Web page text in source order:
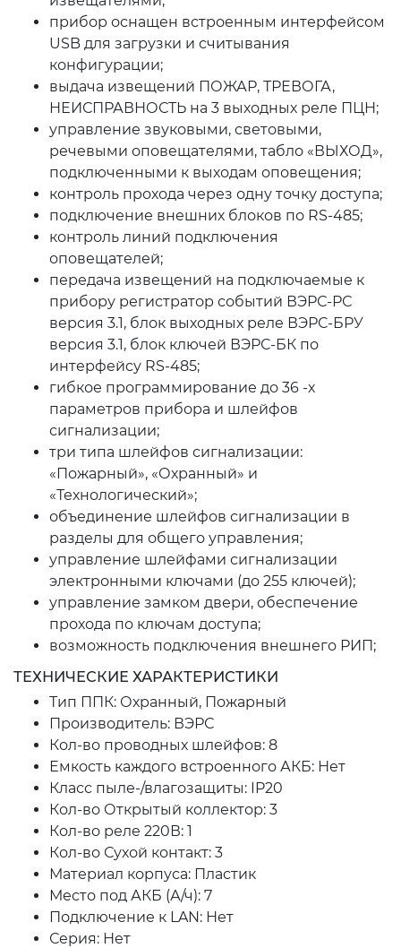
прибор оснащен встроенным интерфейсом
USB для загрузки и считывания
конфигурации;
выдача извещений ПОЖАР, ТРЕВОГА,
НЕИСПРАВНОСТЬ на 3 выходных реле ПЦН;
управление звуковыми, световыми,
речевыми оповещателями, табло «ВЫХОД»,
подключенными к выходам оповещения;
контроль прохода через одну точку доступа;
подключение внешних блоков по RS-485;
контроль линий подключения
оповещателей;
передача извещений на подключаемые к
прибору регистратор событий ВЭРС-РС
версия 3.1, блок выходных реле ВЭРС-БРУ
версия 3.1, блок ключей ВЭРС-БК по
интерфейсу RS-485;
гибкое программирование до 36 -х
параметров прибора и шлейфов
сигнализации;
три типа шлейфов сигнализации:
«Пожарный», «Охранный» и
«Технологический»;
объединение шлейфов сигнализации в
разделы для общего управления;
управление шлейфами сигнализации
электронными ключами (до 255 ключей);
управление замком двери, обеспечение
прохода по ключам доступа;
возможность подключения внешнего РИП;
ТЕХНИЧЕСКИЕ ХАРАКТЕРИСТИКИ
Тип ППК: Охранный, Пожарный
Производитель: ВЭРС
Кол-во проводных шлейфов: 8
Емкость каждого встроенного АКБ: Нет
Класс пыле-/влагозащиты: IP20
Кол-во Открытый коллектор: 3
Кол-во реле 220В: 1
Кол-во Сухой контакт: 3
Материал корпуса: Пластик
Место под АКБ (А/ч): 7
Подключение к LAN: Нет
Серия: Нет